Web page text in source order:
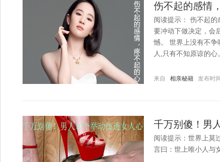
伤不起的感情
阅读提示： 伤不起
要冲动下做决定，会
憾。 世界上没有不
人,只有不知原谅的心
来自 相亲秘籍 发布时
千万别傻！男
阅读提示：世界上莫
言曰：世上唯小人与